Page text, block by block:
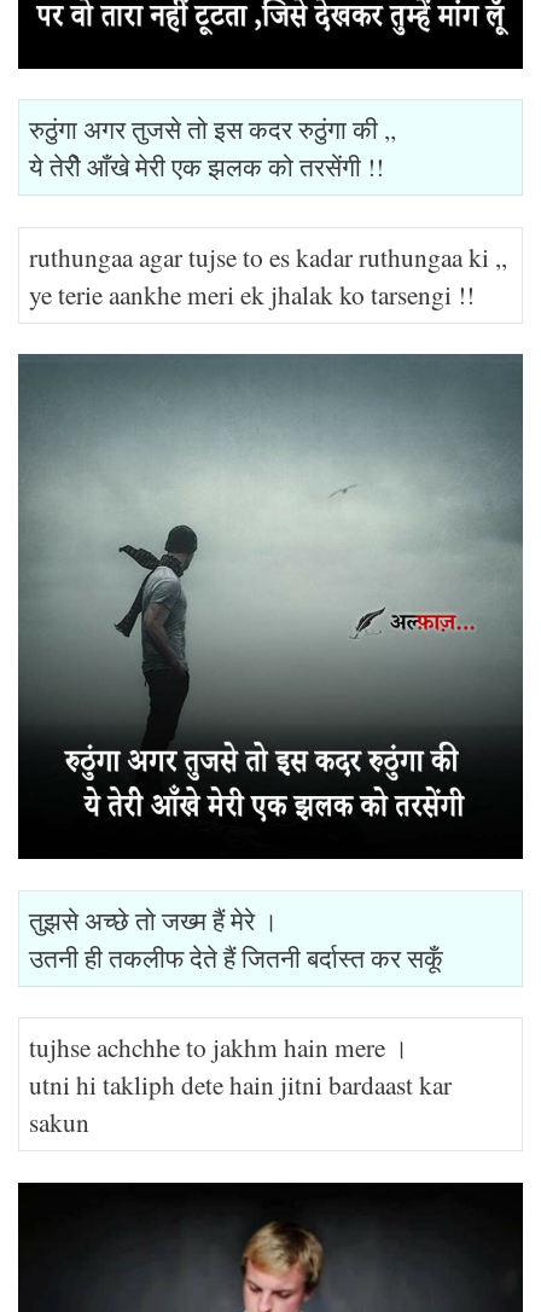
रुठुंगा अगर तुजसे तो इस कदर रुठुंगा की ,,
ये तेरीे आँखे मेरी एक झलक को तरसेंगी !!
ruthungaa agar tujse to es kadar ruthungaa ki ,,
ye terie aankhe meri ek jhalak ko tarsengi !!
तुझसे अच्छे तो जख्म हैं मेरे ।
उतनी ही तकलीफ देते हैं जितनी बर्दास्त कर सकूँ
tujhse achchhe to jakhm hain mere ।
utni hi takliph dete hain jitni bardaast kar
sakun